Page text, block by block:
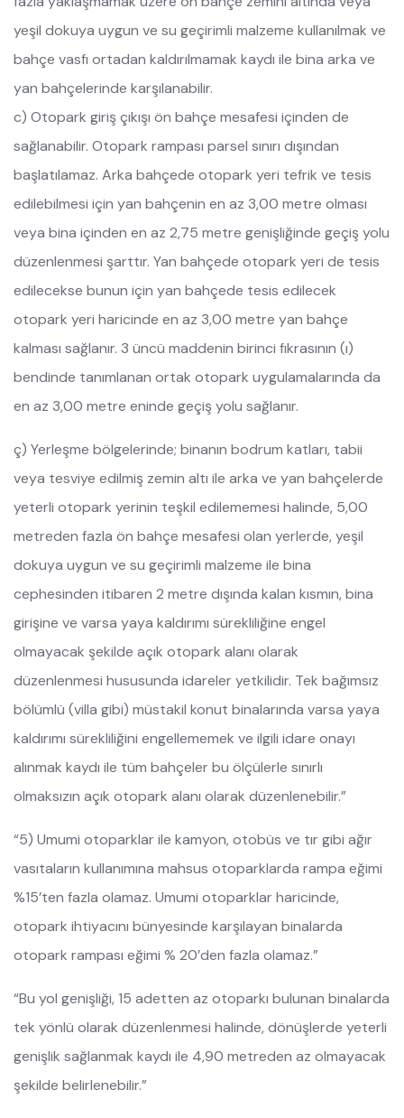
yeşil dokuya uygun ve su geçirimli malzeme kullanılmak ve
bahçe vasfı ortadan kaldırılmamak kaydı ile bina arka ve
yan bahçelerinde karşılanabilir.
c) Otopark giriş çıkışı ön bahçe mesafesi içinden de
sağlanabilir. Otopark rampası parsel sınırı dışından
başlatılamaz. Arka bahçede otopark yeri tefrik ve tesis
edilebilmesi için yan bahçenin en az 3,00 metre olması
veya bina içinden en az 2,75 metre genişliğinde geçiş yolu
düzenlenmesi şarttır. Yan bahçede otopark yeri de tesis
edilecekse bunun için yan bahçede tesis edilecek
otopark yeri haricinde en az 3,00 metre yan bahçe
kalması sağlanır. 3 üncü maddenin birinci fıkrasının (ı)
bendinde tanımlanan ortak otopark uygulamalarında da
en az 3,00 metre eninde geçiş yolu sağlanır.
ç) Yerleşme bölgelerinde; binanın bodrum katları, tabii
veya tesviye edilmiş zemin altı ile arka ve yan bahçelerde
yeterli otopark yerinin teşkil edilememesi halinde, 5,00
metreden fazla ön bahçe mesafesi olan yerlerde, yeşil
dokuya uygun ve su geçirimli malzeme ile bina
cephesinden itibaren 2 metre dışında kalan kısmın, bina
girişine ve varsa yaya kaldırımı sürekliliğine engel
olmayacak şekilde açık otopark alanı olarak
düzenlenmesi hususunda idareler yetkilidir. Tek bağımsız
bölümlü (villa gibi) müstakil konut binalarında varsa yaya
kaldırımı sürekliliğini engellememek ve ilgili idare onayı
alınmak kaydı ile tüm bahçeler bu ölçülerle sınırlı
olmaksızın açık otopark alanı olarak düzenlenebilir.”
“5) Umumi otoparklar ile kamyon, otobüs ve tır gibi ağır
vasıtaların kullanımına mahsus otoparklarda rampa eğimi
%15’ten fazla olamaz. Umumi otoparklar haricinde,
otopark ihtiyacını bünyesinde karşılayan binalarda
otopark rampası eğimi % 20’den fazla olamaz.”
“Bu yol genişliği, 15 adetten az otoparkı bulunan binalarda
tek yönlü olarak düzenlenmesi halinde, dönüşlerde yeterli
genişlik sağlanmak kaydı ile 4,90 metreden az olmayacak
şekilde belirlenebilir.”